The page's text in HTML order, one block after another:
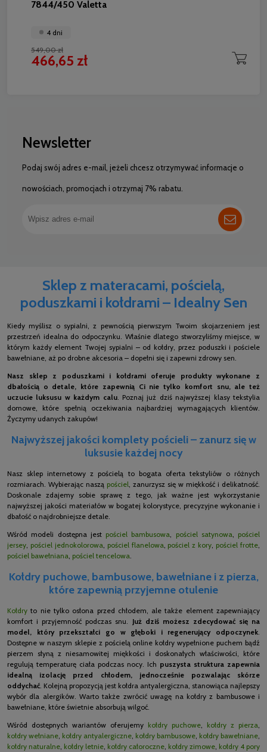
7844/450 Valetta
4 dni
549,00 zł
466,65 zł
Newsletter
Podaj swój adres e-mail, jeżeli chcesz otrzymywać informacje o
nowościach, promocjach i otrzymaj 7% rabatu.
Sklep z materacami, pościelą,
poduszkami i kołdrami – Idealny Sen
Kiedy myślisz o sypialni, z pewnością pierwszym Twoim skojarzeniem jest
przestrzeń idealna do odpoczynku. Właśnie dlatego stworzyliśmy miejsce, w
którym każdy element Twojej sypialni – od kołdry, przez poduszki i pościele
bawełniane, aż po drobne akcesoria – dopełni się i zapewni zdrowy sen.
Nasz sklep z poduszkami i kołdrami oferuje produkty wykonane z
dbałością o detale, które zapewnią Ci nie tylko komfort snu, ale też
uczucie luksusu w każdym calu. Poznaj już dziś najwyższej klasy tekstylia
domowe, które spełnią oczekiwania najbardziej wymagających klientów.
Życzymy udanych zakupów!
Najwyższej jakości komplety pościeli – zanurz się w
luksusie każdej nocy
Nasz sklep internetowy z pościelą to bogata oferta tekstyliów o różnych
rozmiarach. Wybierając naszą pościel, zanurzysz się w miękkość i delikatność.
Doskonale zdajemy sobie sprawę z tego, jak ważne jest wykorzystanie
najwyższej jakości materiałów w bogatej kolorystyce, precyzyjne wykonanie i
dbałość o najdrobniejsze detale.
Wśród modeli dostępna jest pościel bambusowa, pościel satynowa, pościel
jersey, pościel jednokolorowa, pościel flanelowa, pościel z kory, pościel frotte,
pościel bawełniana, pościel tencelowa.
Kołdry puchowe, bambusowe, bawełniane i z pierza,
które zapewnią przyjemne otulenie
Kołdry to nie tylko osłona przed chłodem, ale także element zapewniający
komfort i przyjemność podczas snu. Już dziś możesz zdecydować się na
model, który przekształci go w głęboki i regenerujący odpoczynek.
Dostępne w naszym sklepie z pościelą online kołdry wypełnione puchem bądź
pierzem słyną z niesamowitej miękkości i doskonałych właściwości, które
regulują temperaturę ciała podczas nocy. Ich puszysta struktura zapewnia
idealną izolację przed chłodem, jednocześnie pozwalając skórze
oddychać. Kolejną propozycją jest kołdra antyalergiczna, stanowiąca najlepszy
wybór dla alergików. Warto także zwrócić uwagę na kołdry z bambusowe i
bawełniane, które świetnie absorbują wilgoć.
Wśród dostępnych wariantów oferujemy kołdry puchowe, kołdry z pierza,
kołdry wełniane, kołdry antyalergiczne, kołdry bambusowe, kołdry bawełniane,
kołdry naturalne, kołdry letnie, kołdry całoroczne, kołdry zimowe, kołdry 4 pory